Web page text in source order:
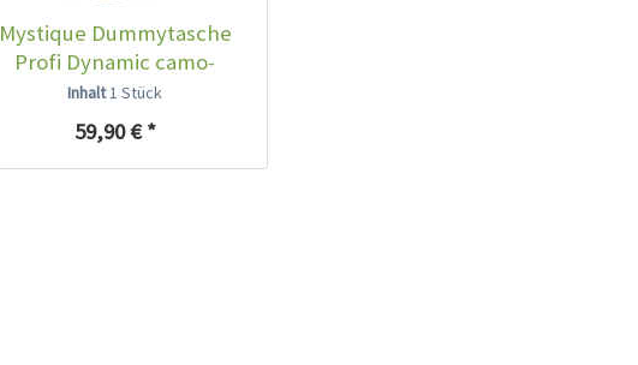
Mystique Dummytasche
Profi Dynamic camo-
forest
Inhalt1 Stück
59,90 € *